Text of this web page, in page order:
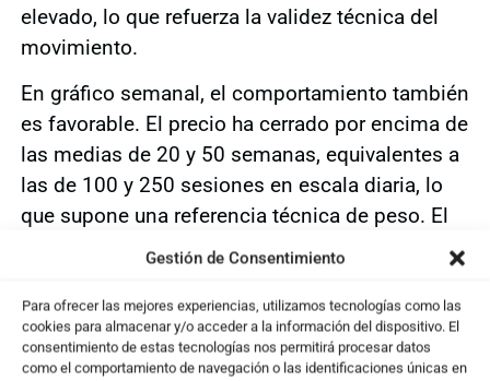
Gestión de Consentimiento
Para ofrecer las mejores experiencias, utilizamos tecnologías como las
cookies para almacenar y/o acceder a la información del dispositivo. El
consentimiento de estas tecnologías nos permitirá procesar datos
como el comportamiento de navegación o las identificaciones únicas en
elevado, lo que refuerza la validez técnica del
movimiento.
En gráfico semanal, el comportamiento también
es favorable. El precio ha cerrado por encima de
las medias de 20 y 50 semanas, equivalentes a
las de 100 y 250 sesiones en escala diaria, lo
que supone una referencia técnica de peso. El
semanal ha pasado a positivo tras varias
el flujo de capital y elRSI compuestose
mantienen en zona positiva.